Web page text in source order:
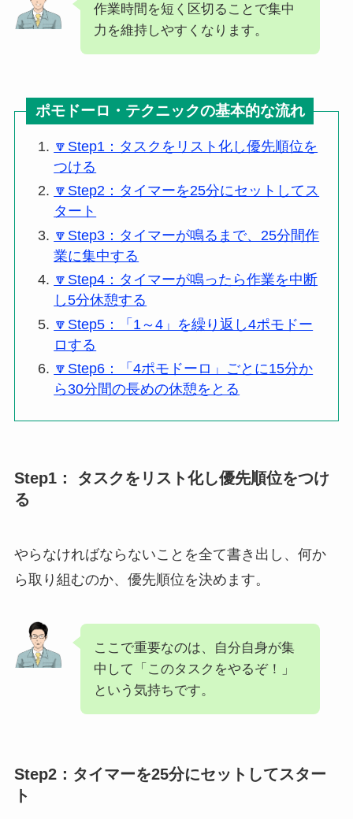
作業時間を短く区切ることで集中
力を維持しやすくなります。
ポモドーロ・テクニックの基本的な流れ
🔽Step1：タスクをリスト化し優先順位を
つける
🔽Step2：タイマーを25分にセットしてス
タート
🔽Step3：タイマーが鳴るまで、25分間作
業に集中する
🔽Step4：タイマーが鳴ったら作業を中断
し5分休憩する
🔽Step5：「1～4」を繰り返し4ポモドー
ロする
🔽Step6：「4ポモドーロ」ごとに15分か
ら30分間の長めの休憩をとる
Step1： タスクをリスト化し優先順位をつけ
る
やらなければならないことを全て書き出し、何か
ら取り組むのか、優先順位を決めます。
ここで重要なのは、自分自身が集
中して「このタスクをやるぞ！」
という気持ちです。
Step2：タイマーを25分にセットしてスター
ト